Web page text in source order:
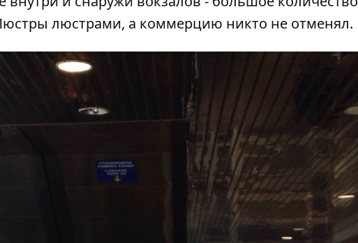
люстрами, а коммерцию никто не отменял.